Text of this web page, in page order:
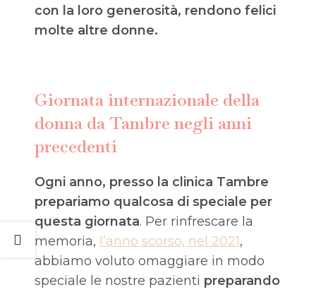
con la loro generosità, rendono felici
molte altre donne.
Giornata internazionale della
donna da Tambre negli anni
precedenti
Ogni anno, presso la clinica Tambre
prepariamo qualcosa di speciale per
questa giornata. Per rinfrescare la
memoria, l’anno scorso, nel 2021,
abbiamo voluto omaggiare in modo
speciale le nostre pazienti preparando